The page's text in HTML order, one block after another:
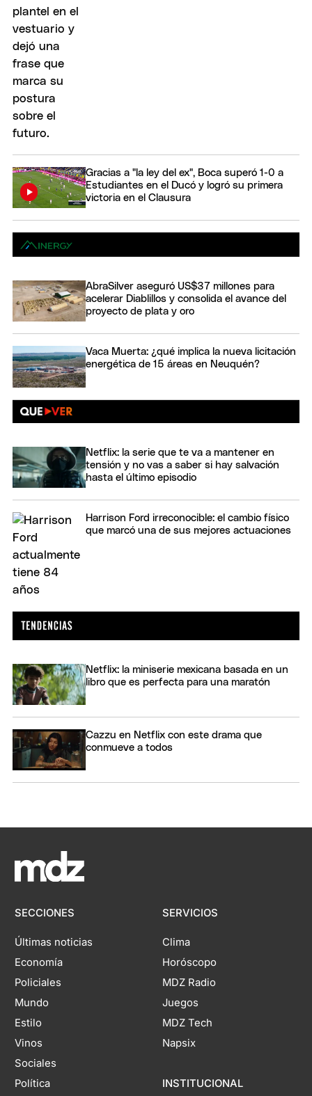
Gracias a "la ley del ex", Boca superó 1-0 a
Estudiantes en el Ducó y logró su primera
victoria en el Clausura
AbraSilver aseguró US$37 millones para
acelerar Diablillos y consolida el avance del
proyecto de plata y oro
Vaca Muerta: ¿qué implica la nueva licitación
energética de 15 áreas en Neuquén?
Netflix: la serie que te va a mantener en
tensión y no vas a saber si hay salvación
hasta el último episodio
Harrison Ford irreconocible: el cambio físico
que marcó una de sus mejores actuaciones
Netflix: la miniserie mexicana basada en un
libro que es perfecta para una maratón
Cazzu en Netflix con este drama que
conmueve a todos
SECCIONES
Últimas noticias
Economía
Policiales
Mundo
Estilo
Vinos
Sociales
Política
SERVICIOS
Clima
Horóscopo
MDZ Radio
Juegos
MDZ Tech
Napsix
INSTITUCIONAL